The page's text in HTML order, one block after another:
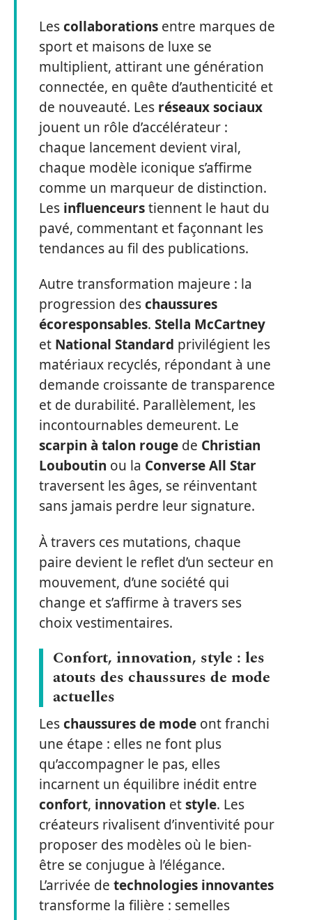
Lescollaborations entre marques de
sport et maisons de luxe se
multiplient, attirant une génération
connectée, en quête d’authenticité et
de nouveauté. Les réseaux sociaux
jouent un rôle d’accélérateur :
chaque lancement devient viral,
chaque modèle iconique s’affirme
comme un marqueur de distinction.
Les influenceurstiennent le haut du
pavé, commentant et façonnant les
tendances au fil des publications.
Autre transformation majeure : la
progression deschaussures
écoresponsables. Stella McCartney
et National Standard privilégient les
matériaux recyclés, répondant à une
demande croissante de transparence
et de durabilité. Parallèlement, les
incontournables demeurent. Le
scarpin à talon rouge de Christian
Louboutin ou la Converse All Star
traversent les âges, se réinventant
sans jamais perdre leur signature.
À travers ces mutations, chaque
paire devient le reflet d’un secteur en
mouvement, d’une société qui
change et s’affirme à travers ses
choix vestimentaires.
Confort, innovation, style : les
atouts des chaussures de mode
actuelles
Leschaussures de mode ont franchi
une étape : elles ne font plus
qu’accompagner le pas, elles
incarnent un équilibre inédit entre
confort, innovation etstyle. Les
créateurs rivalisent d’inventivité pour
proposer des modèles où le bien-
être se conjugue à l’élégance.
L’arrivée de technologies innovantes
transforme la filière : semelles